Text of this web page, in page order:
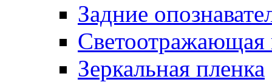
Задние
Светоотражающая
Зеркальная пленка